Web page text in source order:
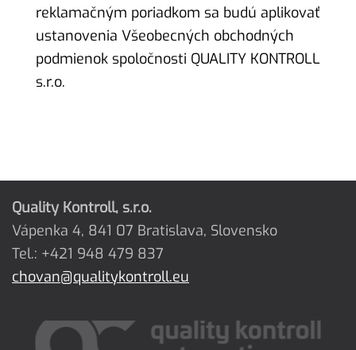
reklamačným poriadkom sa budú aplikovať
ustanovenia Všeobecných obchodných
podmienok spoločnosti QUALITY KONTROLL
s.r.o.
Quality Kontroll, s.r.o.
Vápenka 4, 841 07 Bratislava, Slovensko
Tel.: +421 948 479 837
chovan@qualitykontroll.eu